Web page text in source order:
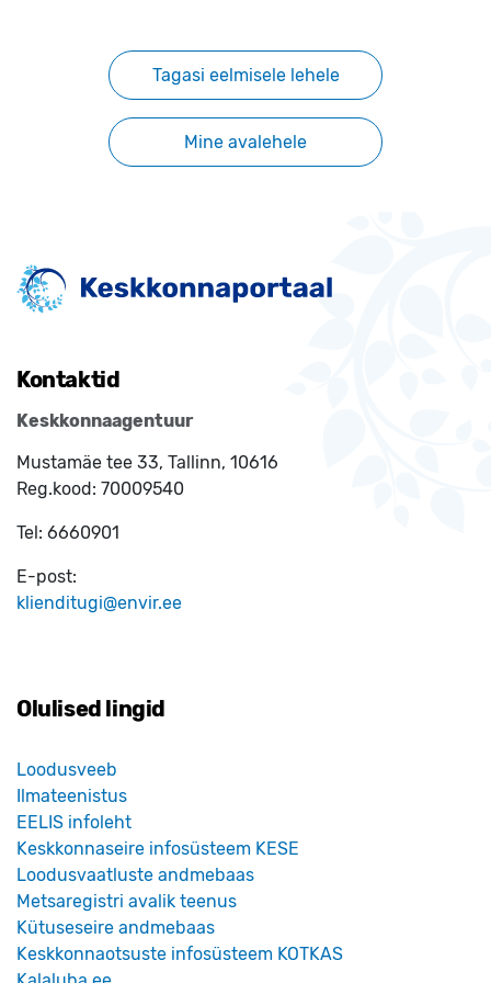
Tagasi eelmisele lehele
Mine avalehele
Kontaktid
Keskkonnaagentuur
Mustamäe tee 33, Tallinn, 10616
Reg.kood: 70009540
Tel: 6660901
E-post:
klienditugi@envir.ee
Olulised lingid
Loodusveeb
Ilmateenistus
EELIS infoleht
Keskkonnaseire infosüsteem KESE
Loodusvaatluste andmebaas
Metsaregistri avalik teenus
Kütuseseire andmebaas
Keskkonnaotsuste infosüsteem KOTKAS